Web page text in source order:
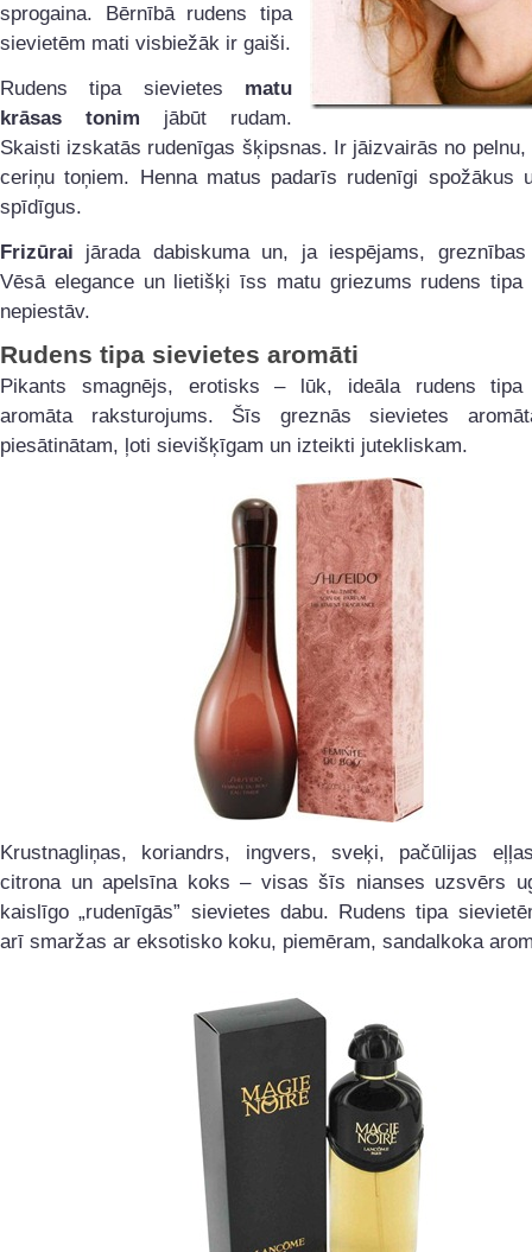
sprogaina. Bērnībā rudens tipa
sievietēm mati visbiežāk ir gaiši.
Rudens tipa sievietes matu
krāsas tonim jābūt rudam.
Skaisti izskatās rudenīgas šķipsnas. Ir jāizvairās no pelnu,
ceriņu toņiem. Henna matus padarīs rudenīgi spožākus
spīdīgus.
Frizūrai jārada dabiskuma un, ja iespējams, greznības
Vēsā elegance un lietišķi īss matu griezums rudens tipa
nepiestāv.
Rudens tipa sievietes aromāti
Pikants smagnējs, erotisks – lūk, ideāla rudens tipa
aromāta raksturojums. Šīs greznās sievietes
piesātinātam, ļoti sievišķīgam un izteikti jutekliskam.
Krustnagliņas, koriandrs, ingvers, sveķi, pačūlijas
citrona un apelsīna koks – visas šīs nianses uzsvērs
kaislīgo „rudenīgās” sievietes dabu. Rudens tipa
arī smaržas ar eksotisko koku, piemēram, sandalkoka